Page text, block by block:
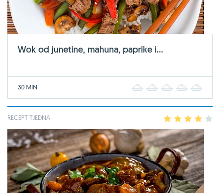
Wok od junetine, mahuna, paprike i...
30 MIN 2 3 4
RECEPT TJEDNA 2 3 4